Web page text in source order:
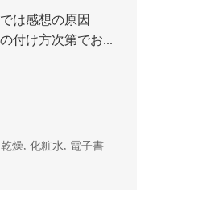
は感想の原因
付け方次第でお...
乾燥, 化粧水, 電子書